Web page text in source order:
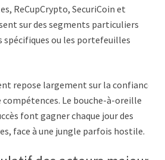
ReCupCrypto, SecuriCoin et
sur des segments particuliers
spécifiques ou les portefeuilles
repose largement sur la confiance
Le bouche-à-oreille
font gagner chaque jour des
face à une jungle parfois hostile.